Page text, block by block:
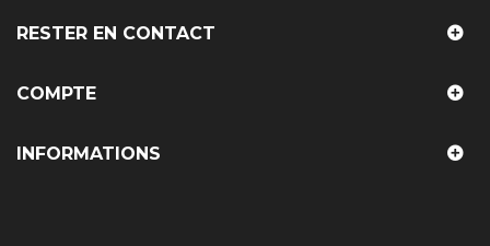
RESTER EN CONTACT
COMPTE
INFORMATIONS